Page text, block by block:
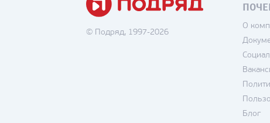
© Подряд, 1997-2026
О
Блог